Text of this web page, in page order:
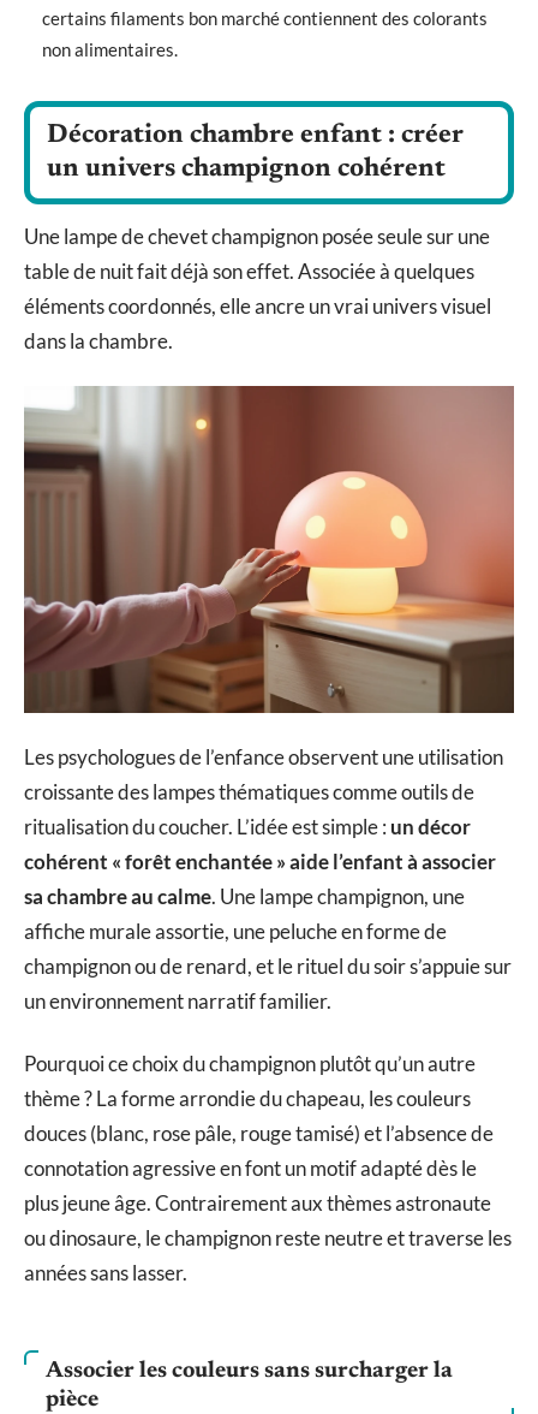
certains filaments bon marché contiennent des colorants
non alimentaires.
Décoration chambre enfant : créer
un univers champignon cohérent
Une lampe de chevet champignon posée seule sur une
table de nuit fait déjà son effet. Associée à quelques
éléments coordonnés, elle ancre un vrai univers visuel
dans la chambre.
Les psychologues de l’enfance observent une utilisation
croissante des lampes thématiques comme outils de
ritualisation du coucher. L’idée est simple : un décor
cohérent « forêt enchantée » aide l’enfant à associer
sa chambre au calme. Une lampe champignon, une
affiche murale assortie, une peluche en forme de
champignon ou de renard, et le rituel du soir s’appuie sur
un environnement narratif familier.
Pourquoi ce choix du champignon plutôt qu’un autre
thème ? La forme arrondie du chapeau, les couleurs
douces (blanc, rose pâle, rouge tamisé) et l’absence de
connotation agressive en font un motif adapté dès le
plus jeune âge. Contrairement aux thèmes astronaute
ou dinosaure, le champignon reste neutre et traverse les
années sans lasser.
Associer les couleurs sans surcharger la
pièce